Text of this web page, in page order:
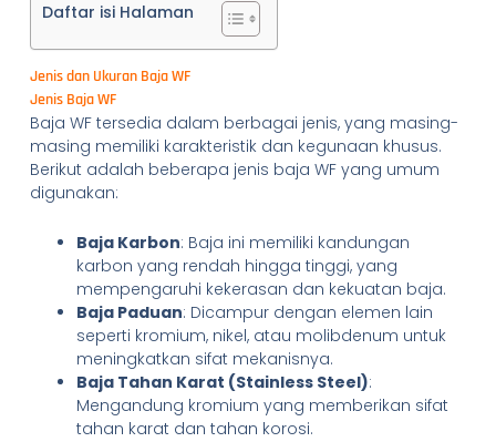
Daftar isi Halaman
Jenis dan Ukuran Baja WF
Jenis Baja WF
Baja WF tersedia dalam berbagai jenis, yang masing-
masing memiliki karakteristik dan kegunaan khusus.
Berikut adalah beberapa jenis baja WF yang umum
digunakan:
Baja Karbon: Baja ini memiliki kandungan
karbon yang rendah hingga tinggi, yang
mempengaruhi kekerasan dan kekuatan baja.
Baja Paduan: Dicampur dengan elemen lain
seperti kromium, nikel, atau molibdenum untuk
meningkatkan sifat mekanisnya.
Baja Tahan Karat (Stainless Steel):
Mengandung kromium yang memberikan sifat
tahan karat dan tahan korosi.